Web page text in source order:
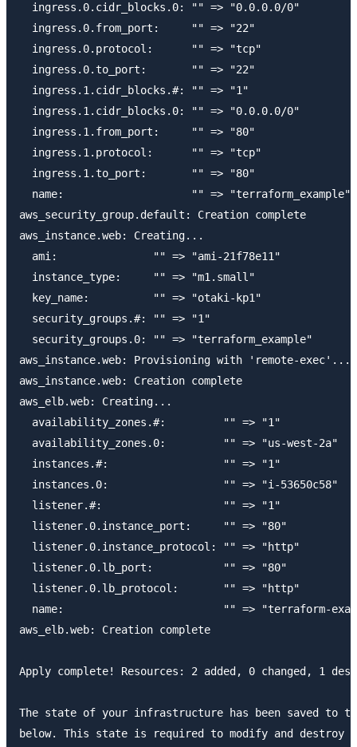
  ingress.0.cidr_blocks.0: "" => "0.0.0.0/0"
  ingress.0.from_port:     "" => "22"
  ingress.0.protocol:      "" => "tcp"
  ingress.0.to_port:       "" => "22"
  ingress.1.cidr_blocks.#: "" => "1"
  ingress.1.cidr_blocks.0: "" => "0.0.0.0/0"
  ingress.1.from_port:     "" => "80"
  ingress.1.protocol:      "" => "tcp"
  ingress.1.to_port:       "" => "80"
  name:                    "" => "terraform_example"
aws_security_group.default: Creation complete
aws_instance.web: Creating...
  ami:               "" => "ami-21f78e11"
  instance_type:     "" => "m1.small"
  key_name:          "" => "otaki-kp1"
  security_groups.#: "" => "1"
  security_groups.0: "" => "terraform_example"
aws_instance.web: Provisioning with 'remote-exec'...
aws_instance.web: Creation complete
aws_elb.web: Creating...
  availability_zones.#:         "" => "1"
  availability_zones.0:         "" => "us-west-2a"
  instances.#:                  "" => "1"
  instances.0:                  "" => "i-53650c58"
  listener.#:                   "" => "1"
  listener.0.instance_port:     "" => "80"
  listener.0.instance_protocol: "" => "http"
  listener.0.lb_port:           "" => "80"
  listener.0.lb_protocol:       "" => "http"
name:                         "" => "terraform-
aws_elb.web: Creation complete
Apply complete! Resources: 2 added, 0 changed, 1
The state of your infrastructure has been saved to
below. This state is required to modify and destroy